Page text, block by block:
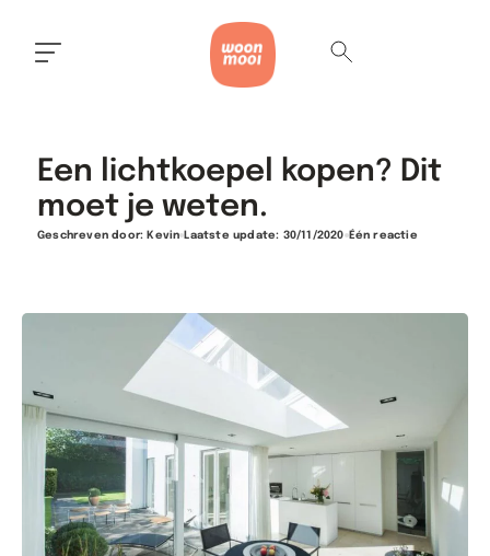
Een lichtkoepel kopen? Dit
moet je weten.
Geschreven door: Kevin Laatste update: 30/11/2020 Één reactie